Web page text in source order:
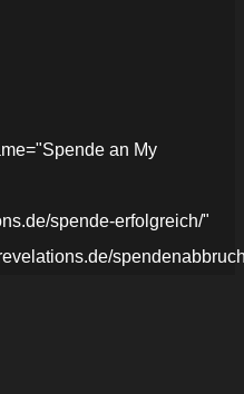
an My
spende-erfolgreich/"